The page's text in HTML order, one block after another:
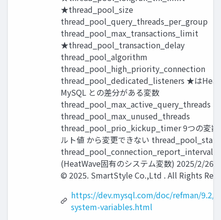
★thread_pool_size
thread_pool_query_threads_per_group
thread_pool_max_transactions_limit
★thread_pool_transaction_delay
thread_pool_algorithm
thread_pool_high_priority_connection
thread_pool_dedicated_listeners ★は
MySQL との差分がある変数
thread_pool_max_active_query_threads
thread_pool_max_unused_threads
thread_pool_prio_kickup_timer 9つの変数
ルト値 から変更できない
thread_pool_connection_report_interval
(HeatWave固有のシステム変数) 2025/2/26
© 2025. SmartStyle Co.,Ltd . All Rights
https://dev.mysql.com/doc/refman/9.2/
system-variables.html